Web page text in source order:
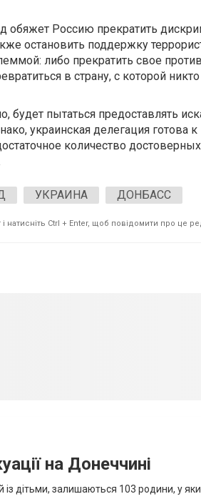
обяжет Россию прекратить
остановить поддержку
либо прекратить свое
в страну, с которой
будет пытаться предоставлять
украинская делегация готова к
количество
УКРАИНА ДОНБАСС
натисніть Ctrl + Enter, щоб повідомити про це
на Донеччині
із дітьми, залишаються 103 родини, у